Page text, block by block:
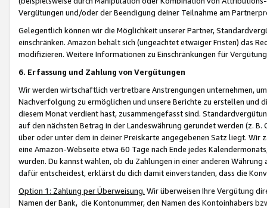
Vergütungen und/oder der Beendigung deiner Teilnahme am
Gelegentlich können wir die Möglichkeit unserer Partner,
einschränken. Amazon behält sich (ungeachtet etwaiger Fristen) das
modifizieren. Weitere Informationen zu Einschränkungen für
6. Erfassung und Zahlung von Vergütungen
Wir werden wirtschaftlich vertretbare Anstrengungen unternehmen,
Nachverfolgung zu ermöglichen und unsere Berichte zu erstellen und
diesem Monat verdient hast, zusammengefasst sind.
auf den nächsten Betrag in der Landeswährung gerundet werden (z.
über oder unter dem in deiner Preiskarte angegebenen Satz liegt.
eine Amazon-Webseite etwa 60 Tage nach Ende jedes
wurden. Du kannst wählen, ob du Zahlungen in einer anderen
dafür entscheidest, erklärst du dich damit einverstanden, dass die
Option 1: Zahlung per Überweisung. Wir überweisen Ihre Vergütung
Namen der Bank, die Kontonummer, den Namen des Kontoinhabers